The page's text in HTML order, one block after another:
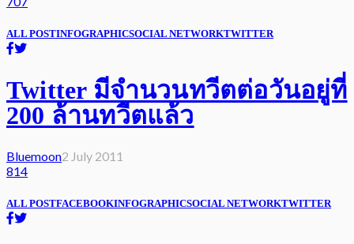
ALL POSTINFOGRAPHICSOCIAL NETWORKTWITTER
Twitter มีจำนวนทวีตต่อวันอยู่ที่
200 ล้านทวีตแล้ว
Bluemoon2 July 2011
814
ALL POSTFACEBOOKINFOGRAPHICSOCIAL NETWORKTWITTER